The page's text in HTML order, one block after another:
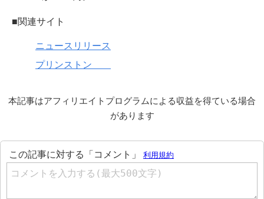
■関連サイト
ニュースリリース
プリンストン
本記事はアフィリエイトプログラムによる収益を得ている場合
があります